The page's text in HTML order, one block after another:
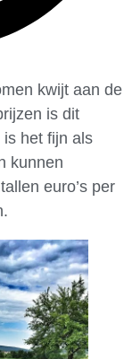
kwijt aan de
is dit
het fijn als
kunnen
euro’s per